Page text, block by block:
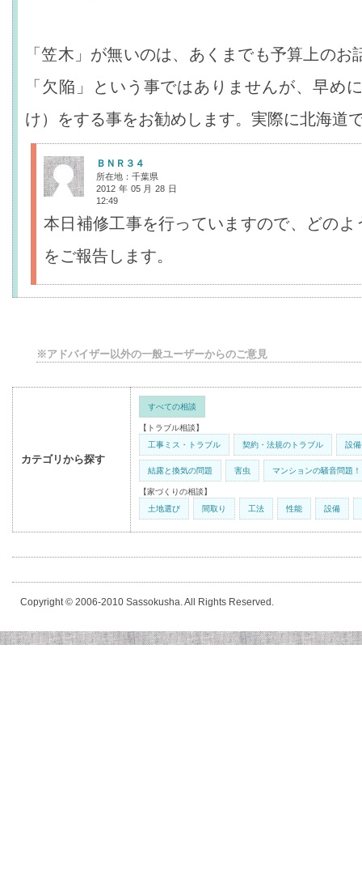
「笠木」が無いのは、あくまでも予算上の
「欠陥」という事ではありませんが、早め
け）をする事をお勧めします。実際に北海道
ＢＮＲ３４
所在地：千葉県
2012年05月28日
12:49
本日補修工事を行っていますので、どの
をご報告します。
※アドバイザー以外の一般ユーザーからのご意見
カテゴリから探す
すべての相談
【トラブル相談】
工事ミス・トラブル
契約・法規のトラブル 設
結露と換気の問題 害虫 マンションの騒音問題！
【家づくりの相談】
土地選び
間取り 工法 性能 設備
Copyright © 2006-2010 Sassokusha. All Rights Reserved.